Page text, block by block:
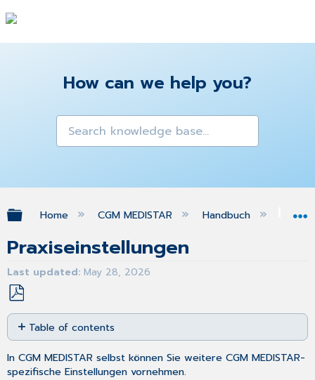
How can we help you?
Expand/collapse global hierarchy
Home CGM MEDISTAR Handbuch
Praxiseinstellungen
Last updated May 28, 2026
Save
as
PDF
Table of contents
Register
In CGM MEDISTAR selbst können Sie weitere CGM MEDISTAR-
spezifische Einstellungen vornehmen.